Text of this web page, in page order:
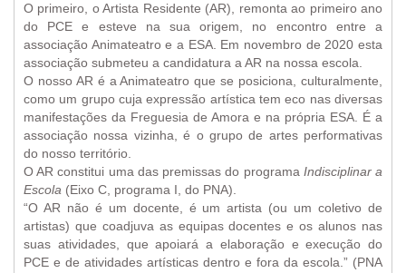
O primeiro, o Artista Residente (AR), remonta ao primeiro ano
do PCE e esteve na sua origem, no encontro entre a
associação Animateatro e a ESA. Em novembro de 2020 esta
associação submeteu a candidatura a AR na nossa escola.
O nosso AR é a Animateatro que se posiciona, culturalmente,
como um grupo cuja expressão artística tem eco nas diversas
manifestações da Freguesia de Amora e na própria ESA. É a
associação nossa vizinha, é o grupo de artes performativas
do nosso território.
O AR constitui uma das premissas do programa Indisciplinar a
Escola (Eixo C, programa I, do PNA).
“O AR não é um docente, é um artista (ou um coletivo de
artistas) que coadjuva as equipas docentes e os alunos nas
suas atividades, que apoiará a elaboração e execução do
PCE e de atividades artísticas dentro e fora da escola.” (PNA